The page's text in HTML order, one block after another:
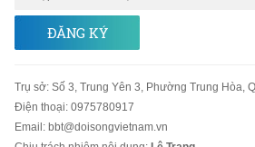
ĐĂNG KÝ
Trụ sở: Số 3, Trung Yên 3, Phường Trung Hòa,
Điện thoại: 0975780917
Email: bbt@doisongvietnam.vn